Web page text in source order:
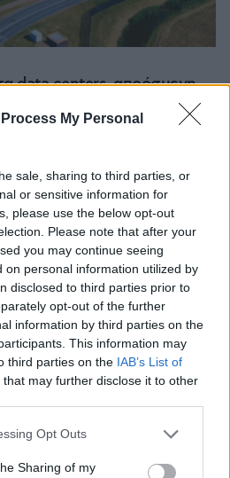
My Personal
sale, sharing to third parties, or
or sensitive information for
please use the below opt-out
Please note that after your
you may continue seeing
on personal information utilized by
disclosed to third parties prior to
opt-out of the further
information by third parties on the
This information may
third parties on the IAB’s List of
that may further disclose it to other
app uses one or more Google
behaviour. You may click to
Opt Outs
Sharing of my
data centers, απρόσμενη
και πριν
ξανά μόνο»
του beach bar
στην
148
Loaded
στους
13